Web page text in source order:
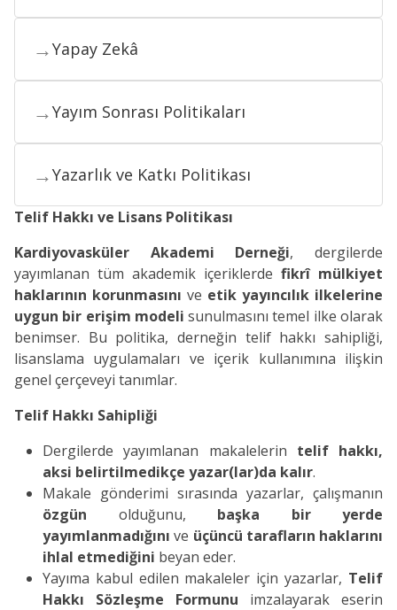
→Yapay Zekâ
→Yayım Sonrası Politikaları
→Yazarlık ve Katkı Politikası
Telif Hakkı ve Lisans Politikası
Kardiyovasküler Akademi Derneği, dergilerde
yayımlanan tüm akademik içeriklerde fikrî mülkiyet
haklarının korunmasını ve etik yayıncılık ilkelerine
uygun bir erişim modeli sunulmasını temel ilke olarak
benimser. Bu politika, derneğin telif hakkı sahipliği,
lisanslama uygulamaları ve içerik kullanımına ilişkin
genel çerçeveyi tanımlar.
Telif Hakkı Sahipliği
Dergilerde yayımlanan makalelerin telif hakkı,
aksi belirtilmedikçe yazar(lar)da kalır.
Makale gönderimi sırasında yazarlar, çalışmanın
özgün olduğunu, başka bir yerde
yayımlanmadığını ve üçüncü tarafların haklarını
ihlal etmediğini beyan eder.
Yayıma kabul edilen makaleler için yazarlar, Telif
Hakkı Sözleşme Formunu imzalayarak eserin